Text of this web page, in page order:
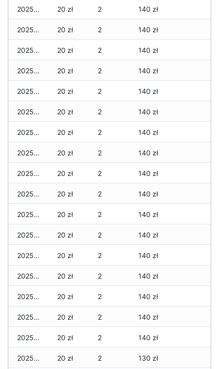
2025-12-04 20 zł 2 140 zł
2025-12-03 20 zł 2 140 zł
2025-12-02 20 zł 2 140 zł
2025-12-01 20 zł 2 140 zł
2025-11-30 20 zł 2 140 zł
2025-11-29 20 zł 2 140 zł
2025-11-28 20 zł 2 140 zł
2025-11-27 20 zł 2 140 zł
2025-11-26 20 zł 2 140 zł
2025-11-25 20 zł 2 140 zł
2025-11-24 20 zł 2 140 zł
2025-11-23 20 zł 2 140 zł
2025-11-22 20 zł 2 140 zł
2025-11-21 20 zł 2 140 zł
2025-11-20 20 zł 2 140 zł
2025-11-19 20 zł 2 140 zł
2025-11-18 20 zł 2 140 zł
2025-11-17 20 zł 2 130 zł